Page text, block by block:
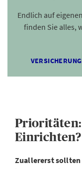
Endlich auf
finden Sie alles,
Prioritäten:
Einrichten?
Zuallererst sollten